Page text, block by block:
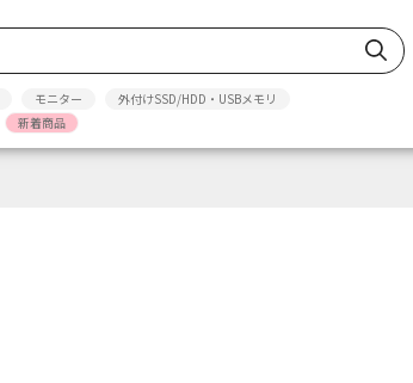
モニター
外付けSSD/HDD・USBメモリ
新着商品